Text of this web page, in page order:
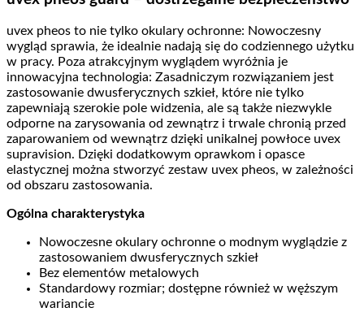
uvex pheos to nie tylko okulary ochronne: Nowoczesny
wygląd sprawia, że idealnie nadają się do codziennego użytku
w pracy. Poza atrakcyjnym wyglądem wyróżnia je
innowacyjna technologia: Zasadniczym rozwiązaniem jest
zastosowanie dwusferycznych szkieł, które nie tylko
zapewniają szerokie pole widzenia, ale są także niezwykle
odporne na zarysowania od zewnątrz i trwale chronią przed
zaparowaniem od wewnątrz dzięki unikalnej powłoce uvex
supravision. Dzięki dodatkowym oprawkom i opasce
elastycznej można stworzyć zestaw uvex pheos, w zależności
od obszaru zastosowania.
Ogólna charakterystyka
Nowoczesne okulary ochronne o modnym wyglądzie z
zastosowaniem dwusferycznych szkieł
Bez elementów metalowych
Standardowy rozmiar; dostępne również w węższym
wariancie